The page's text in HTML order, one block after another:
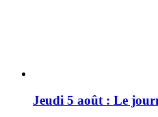
Jeudi 5 août : Le